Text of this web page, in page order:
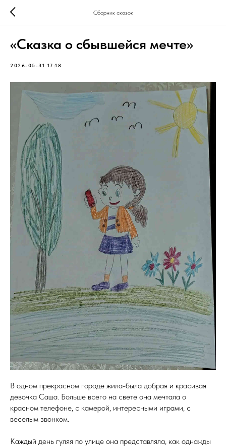
Сборник сказок
«Сказка о сбывшейся мечте»
2026-05-31 17:18
В одном прекрасном городе жила-была добрая и красивая
девочка Саша. Больше всего на свете она мечтала о
красном телефоне, с камерой, интересными играми, с
веселым звонком.
Каждый день гуляя по улице она представляла, как однажды